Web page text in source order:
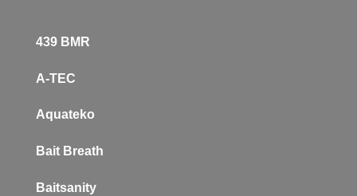
439 BMR
A-TEC
Aquateko
Bait Breath
Baitsanity